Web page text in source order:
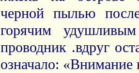
черной пылью
горячим
проводник .вдруг
означало: «Внимание